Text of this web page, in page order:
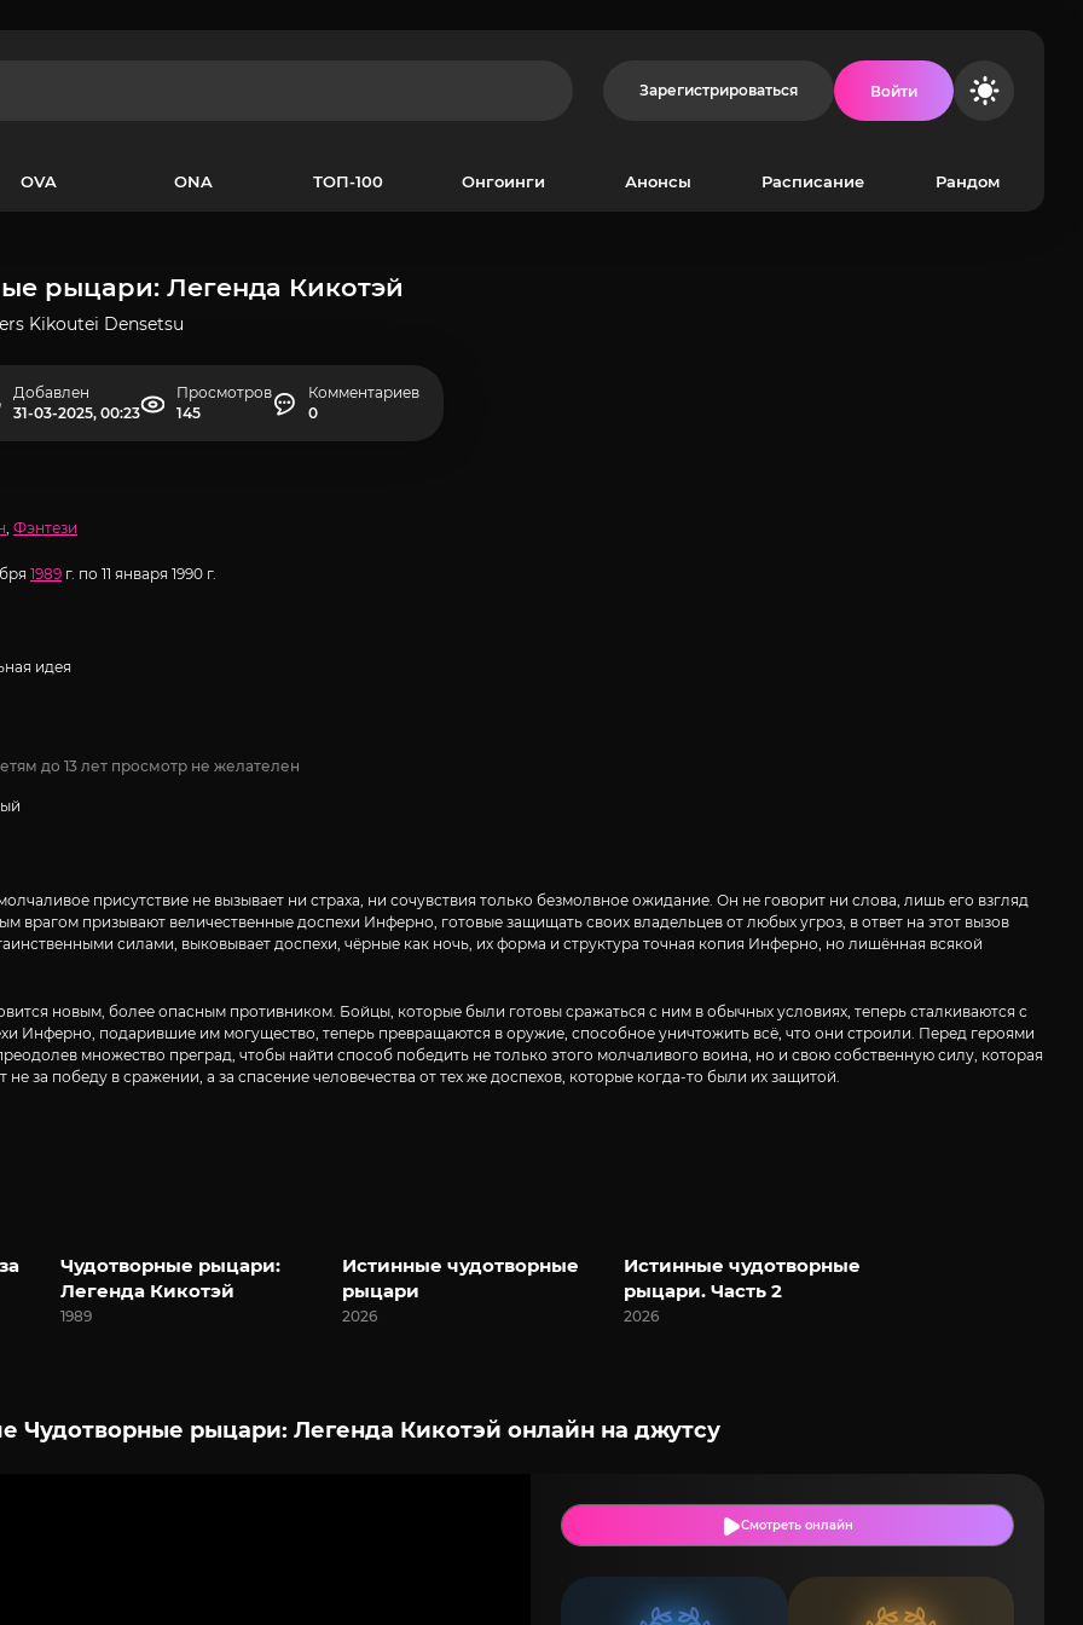
Зарегистрироваться Войти
OVA ONA ТОП-100 Онгоинги Анонсы Расписание Рандом
рыцари: Легенда Кикотэй
Kikoutei Densetsu
Добавлен
31-03-2025, 00:23
Просмотров
145
Комментариев
0
, Фэнтези
1989 г. по 11 января 1990 г.
идея
до 13 лет просмотр не желателен
присутствие не вызывает ни страха, ни сочувствия только безмолвное ожидание. Он не говорит ни слова, лишь его взгляд
врагом призывают величественные доспехи Инферно, готовые защищать своих владельцев от любых угроз, в ответ на этот вызов
силами, выковывает доспехи, чёрные как ночь, их форма и структура точная копия Инферно, но лишённая всякой
новым, более опасным противником. Бойцы, которые были готовы сражаться с ним в обычных условиях, теперь сталкиваются с
Инферно, подарившие им могущество, теперь превращаются в оружие, способное уничтожить всё, что они строили. Перед героями
множество преград, чтобы найти способ победить не только этого молчаливого воина, но и свою собственную силу, которая
за победу в сражении, а за спасение человечества от тех же доспехов, которые когда-то были их защитой.
Чудотворные рыцари:
Легенда Кикотэй
1989
Истинные чудотворные
рыцари
2026
Истинные чудотворные
рыцари. Часть 2
2026
Чудотворные рыцари: Легенда Кикотэй онлайн на джутсу
Смотреть онлайн